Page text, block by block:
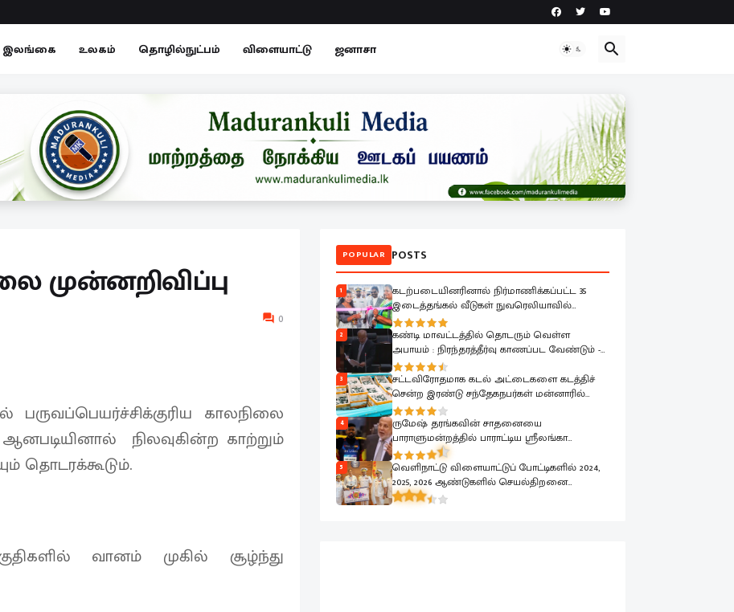
இலங்கை உலகம் தொழில்நுட்பம் விளையாட்டு ஜனாசா
0
காலநிலை
ஆனபடியினால் நிலவுகின்ற காற்றும்
தொடரக்கூடும்.
வானம் முகில் சூழ்ந்து
POPULAR POSTS
1
கடற்படையினரினால் நிர்மாணிக்கப்பட்ட 35
இடைத்தங்கல் வீடுகள் நுவரெலியாவில்
இடம்பெயர்ந்த குடும்பங்களிடம் கையளிப்பு
2
கண்டி மாவட்டத்தில் தொடரும் வெள்ள
அபாயம் : நிரந்தரத்தீர்வு காணப்பட வேண்டும் -
பாராளுமன்றத்தில் ரவூப் ஹக்கீம் வலியுறுத்தல்
3
சட்டவிரோதமாக கடல் அட்டைகளை கடத்திச்
சென்ற இரண்டு சந்தேகநபர்கள் மன்னாரில்
கைது
4
ருமேஷ் தரங்கவின் சாதனையை
பாராளுமன்றத்தில் பாராட்டிய ஸ்ரீலங்கா
முஸ்லிம் காங்கிரஸ் தலைவர் ரவூப் ஹக்கீம்
5
வெளிநாட்டு விளையாட்டுப் போட்டிகளில் 2024,
2025, 2026 ஆண்டுகளில் செயல்திறனை
வெளிப்படுத்திய கடற்படை வீரர்கள் கௌரவிப்பு